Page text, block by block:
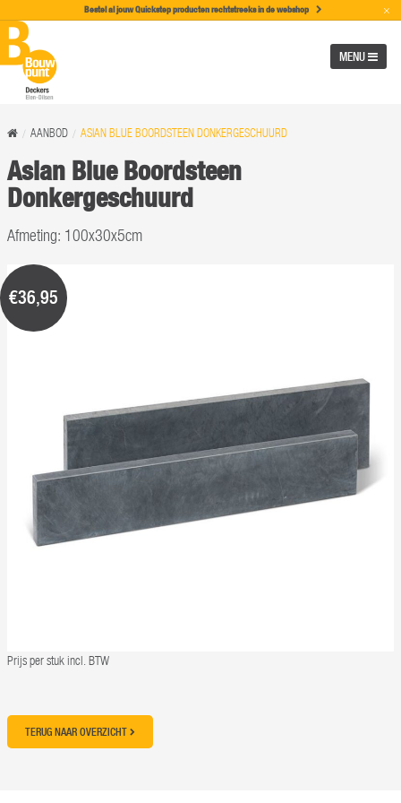
Bestel al jouw Quickstep producten rechtstreeks in de webshop ×
MENU
AANBOD ASIAN BLUE BOORDSTEEN DONKERGESCHUURD
Asian Blue Boordsteen
Donkergeschuurd
Afmeting: 100x30x5cm
€36,95
Prijs per stuk incl. BTW
TERUG NAAR OVERZICHT